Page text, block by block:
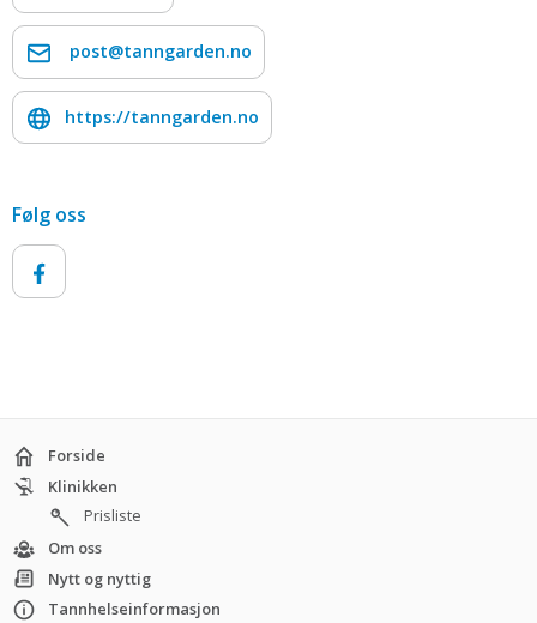
post@tanngarden.no
https://tanngarden.no
Følg oss
Forside
Klinikken
Prisliste
Om oss
Nytt og nyttig
Tannhelseinformasjon